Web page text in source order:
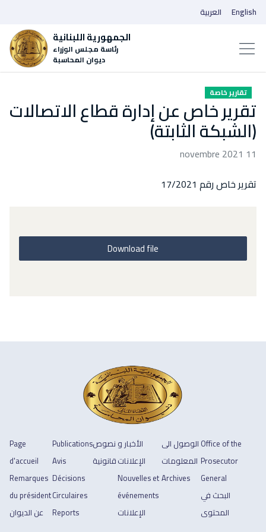
الجمهورية اللبنانية
رئاسة مجلس الوزراء
ديوان المحاسبة
العربية English
تقارير خاصة
تقرير خاص عن إدارة قطاع الاتصالات
(الشبكة الثابتة)
11 novembre 2021
تقرير خاص رقم 17/2021
Download file
Page
d'accueil
Remarques
du président
عن الديوان
Publications
Avis
Décisions
Circulaires
Reports
نصوص
قانونية
الأخبار و
الإعلانات
Nouvelles et
événements
الإعلانات
الوصول الى
المعلومات
Archives
Office of the
Prosecutor
General
البحث في
المحتوى